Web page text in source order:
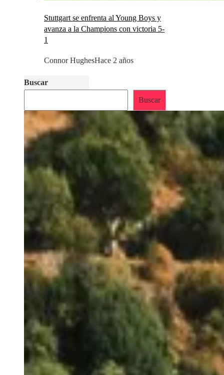
Stuttgart se enfrenta al Young Boys y
avanza a la Champions con victoria 5-
1
Connor HughesHace 2 años
Buscar
Buscar